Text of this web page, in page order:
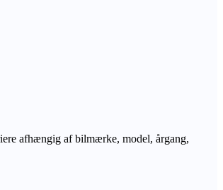
afhængig af bilmærke, model, årgang,